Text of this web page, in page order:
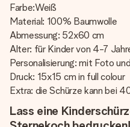
Farbe:Weiß
Material: 100% Baumwolle
Abmessung: 52x60 cm
Alter: für Kinder von 4-7
Personalisierung: mit Foto
Druck: 15x15 cm in full colour
Extra: die Schürze kann bei
Lass eine